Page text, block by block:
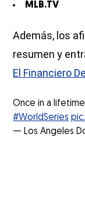
MLB.TV
Además, los
resumen y
El Financiero
Once in a
#WorldSeries
— Los Angeles